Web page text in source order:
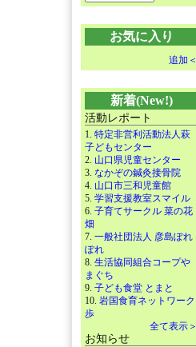
お気に入り
追加＜
新着(New!)
活動レポート
1. 特定非営利活動法人萩
子どもセンター
2. 山口県児童センター
3. なかぞの鍼灸接骨院
4. 山口市三和児童館
5. 学習支援教室スマイル
6. 子育てサークル 菜の花
畑
7. 一般社団法人 彦島ぽれ
ぽれ
8. 生活協同組合コープや
まぐち
9. 子ども食堂 とまと
10. 岩国食育ネットワーク
歩
全て表示＞
お知らせ